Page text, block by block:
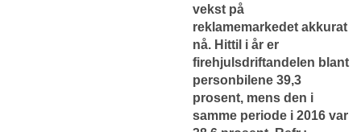
vekst på
reklamemarkedet akkurat
nå. Hittil i år er
firehjulsdriftandelen blant
personbilene 39,3
prosent, mens den i
samme periode i 2016 var